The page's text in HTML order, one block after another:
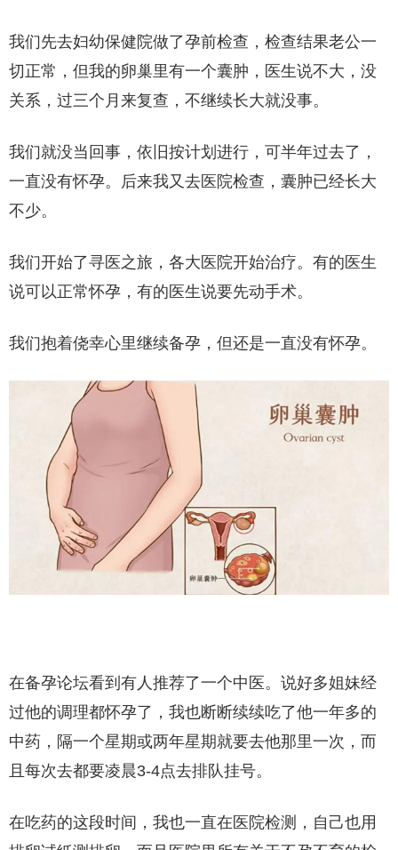
我们先去妇幼保健院做了孕前检查，检查结果老公一
切正常，但我的卵巢里有一个囊肿，医生说不大，没
关系，过三个月来复查，不继续长大就没事。
我们就没当回事，依旧按计划进行，可半年过去了，
一直没有怀孕。后来我又去医院检查，囊肿已经长大
不少。
我们开始了寻医之旅，各大医院开始治疗。有的医生
说可以正常怀孕，有的医生说要先动手术。
我们抱着侥幸心里继续备孕，但还是一直没有怀孕。
在备孕论坛看到有人推荐了一个中医。说好多姐妹经
过他的调理都怀孕了，我也断断续续吃了他一年多的
中药，隔一个星期或两年星期就要去他那里一次，而
且每次去都要凌晨3-4点去排队挂号。
在吃药的这段时间，我也一直在医院检测，自己也用